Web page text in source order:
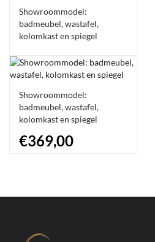
Showroommodel:
badmeubel, wastafel,
kolomkast en spiegel
Showroommodel:
badmeubel, wastafel,
kolomkast en spiegel
€369,00